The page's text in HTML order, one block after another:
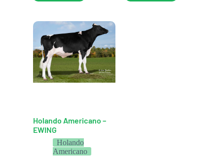
Holando Americano –
EWING
Holando
Americano